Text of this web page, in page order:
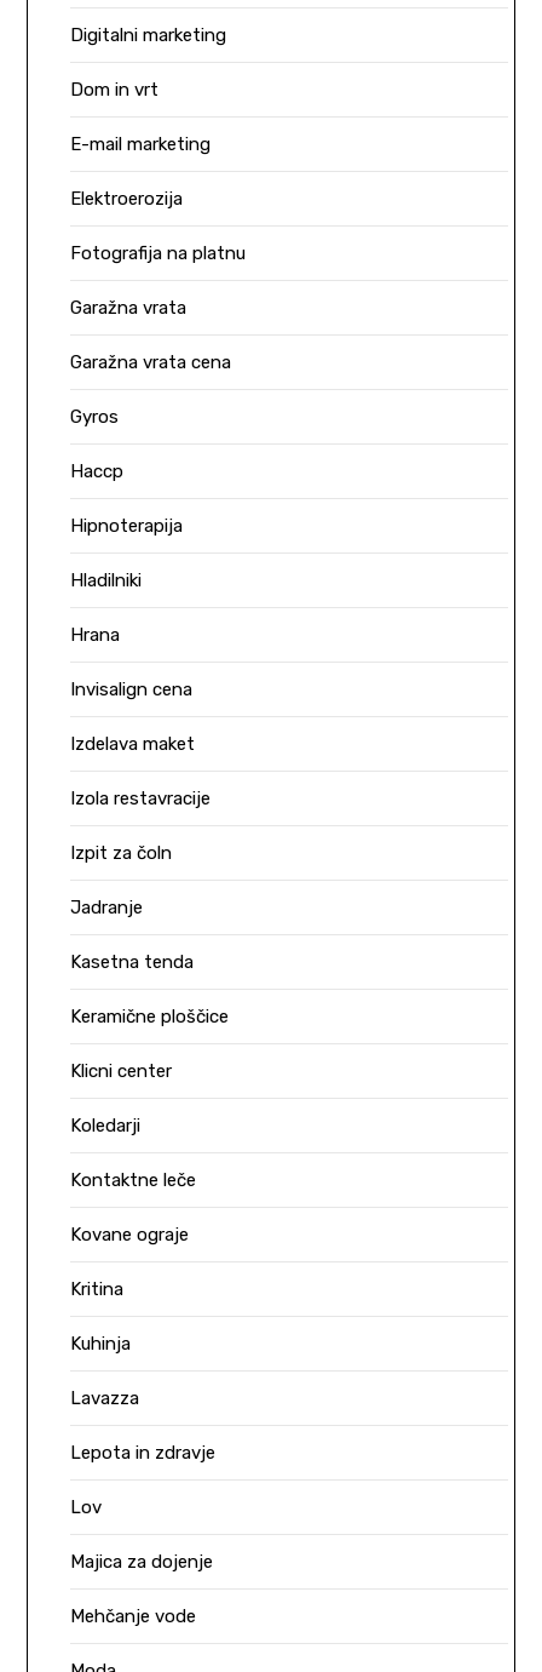
Digitalni marketing
Dom in vrt
E-mail marketing
Elektroerozija
Fotografija na platnu
Garažna vrata
Garažna vrata cena
Gyros
Haccp
Hipnoterapija
Hladilniki
Hrana
Invisalign cena
Izdelava maket
Izola restavracije
Izpit za čoln
Jadranje
Kasetna tenda
Keramične ploščice
Klicni center
Koledarji
Kontaktne leče
Kovane ograje
Kritina
Kuhinja
Lavazza
Lepota in zdravje
Lov
Majica za dojenje
Mehčanje vode